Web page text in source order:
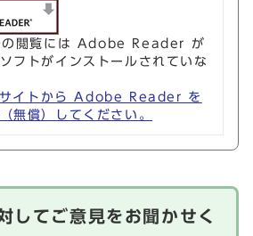
の閲覧には Adobe Reader が
フトがインストールされていな
イトから Adobe Reader を
無償）してください。
してご意見をお聞かせく